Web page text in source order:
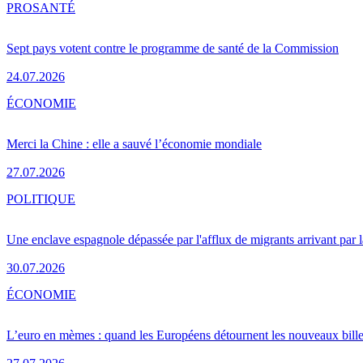
Sept pays votent contre le programme de santé de la Commission
24.07.2026
PROSANTÉ
Merci la Chine : elle a sauvé l’économie mondiale
27.07.2026
ÉCONOMIE
Une enclave espagnole dépassée par l'afflux de migrants arrivant par
30.07.2026
POLITIQUE
L’euro en mèmes : quand les Européens détournent les nouveaux
ÉCONOMIE